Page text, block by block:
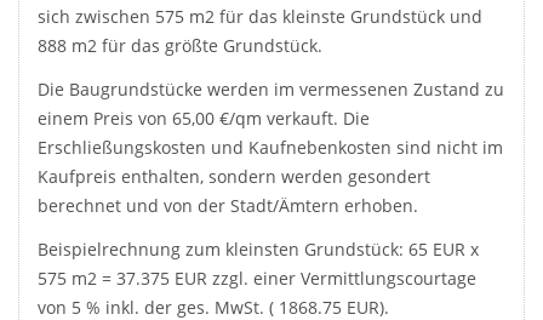
sich zwischen 575 m2 für das kleinste Grundstück und
888 m2 für das größte Grundstück.
Die Baugrundstücke werden im vermessenen Zustand zu
einem Preis von 65,00 €/qm verkauft. Die
Erschließungskosten und Kaufnebenkosten sind nicht im
Kaufpreis enthalten, sondern werden gesondert
berechnet und von der Stadt/Ämtern erhoben.
Beispielrechnung zum kleinsten Grundstück: 65 EUR x
575 m2 = 37.375 EUR zzgl. einer Vermittlungscourtage
von 5 % inkl. der ges. MwSt. ( 1868.75 EUR).